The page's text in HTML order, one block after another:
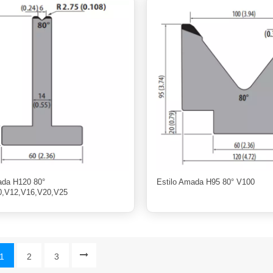
H120 80°
Estilo Amada H95 80° V100
2 3